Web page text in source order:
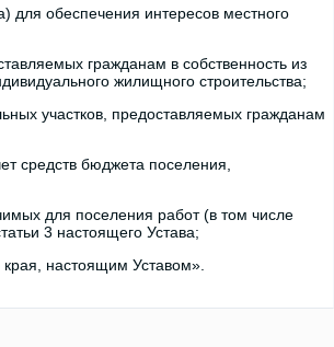
для обеспечения интересов местного
гражданам в собственность из
жилищного строительства;
участков, предоставляемых гражданам
средств бюджета поселения,
для поселения работ (в том числе
3 настоящего Устава;
настоящим Уставом».